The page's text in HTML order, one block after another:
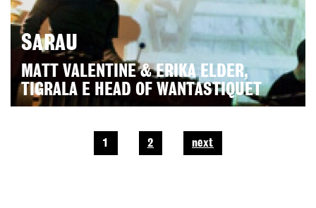
SARAU
MATT VALENTINE & ERIKA ELDER,
TIGRALA E HEAD OF WANTASTIQUET
1 2 next